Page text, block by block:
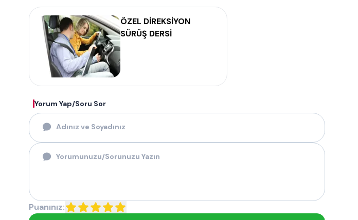
ÖZEL DİREKSİYON
SÜRÜŞ DERSİ
Yorum Yap/Soru Sor
Puanınız: